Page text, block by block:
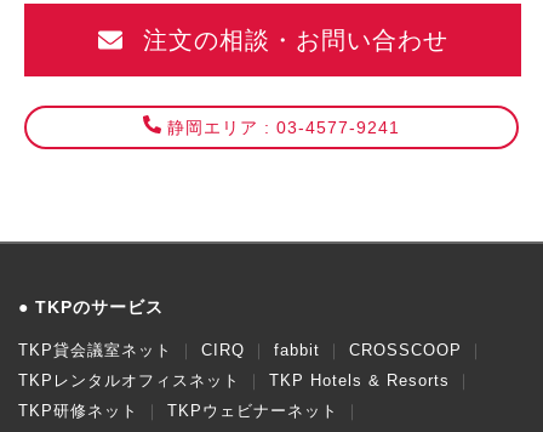
注文の相談・お問い合わせ
静岡エリア : 03-4577-9241
TKPのサービス
TKP貸会議室ネット CIRQ fabbit
CROSSCOOP
TKPレンタルオフィスネット
TKP Hotels & Resorts
TKP研修ネット
TKPウェビナーネット